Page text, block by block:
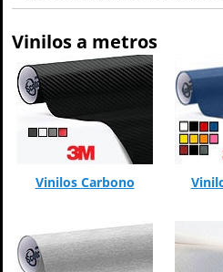
Vinilos a metros
Vinilos Carbono